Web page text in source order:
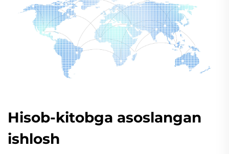
Hisob-kitobga asoslangan
ishlosh